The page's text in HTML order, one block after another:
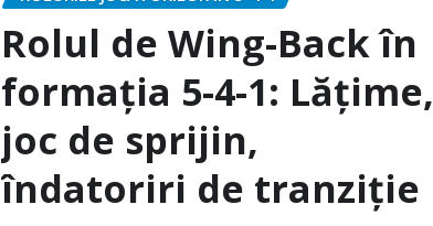
Rolul de Wing-Back în
formația 5-4-1: Lățime,
joc de sprijin,
îndatoriri de tranziție